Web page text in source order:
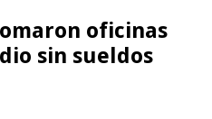
oficinas
sin sueldos